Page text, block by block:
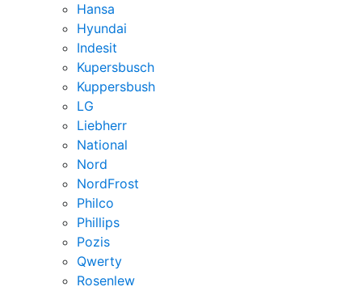
Hansa
Hyundai
Indesit
Kupersbusch
Kuppersbush
LG
Liebherr
National
Nord
NordFrost
Philco
Phillips
Pozis
Qwerty
Rosenlew